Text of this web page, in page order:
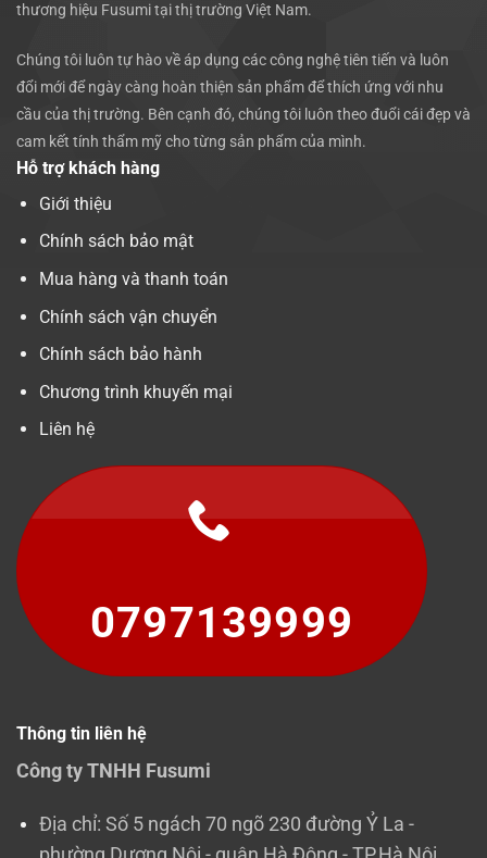
thương hiệu Fusumi tại thị trường Việt Nam.
Chúng tôi luôn tự hào về áp dụng các công nghệ tiên tiến và luôn
đổi mới để ngày càng hoàn thiện sản phẩm để thích ứng với nhu
cầu của thị trường. Bên cạnh đó, chúng tôi luôn theo đuổi cái đẹp và
cam kết tính thẩm mỹ cho từng sản phẩm của mình.
Hỗ trợ khách hàng
Giới thiệu
Chính sách bảo mật
Mua hàng và thanh toán
Chính sách vận chuyển
Chính sách bảo hành
Chương trình khuyến mại
Liên hệ
0797139999
Thông tin liên hệ
Công ty TNHH Fusumi
Địa chỉ: Số 5 ngách 70 ngõ 230 đường Ỷ La -